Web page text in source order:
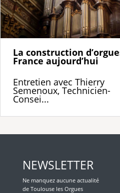
La construction
France aujourd’hui
Entretien avec Thierry
Semenoux, Technicien-
Consei...
NEWSLETTER
Ne manquez aucune actualité
de Toulouse les Orgues